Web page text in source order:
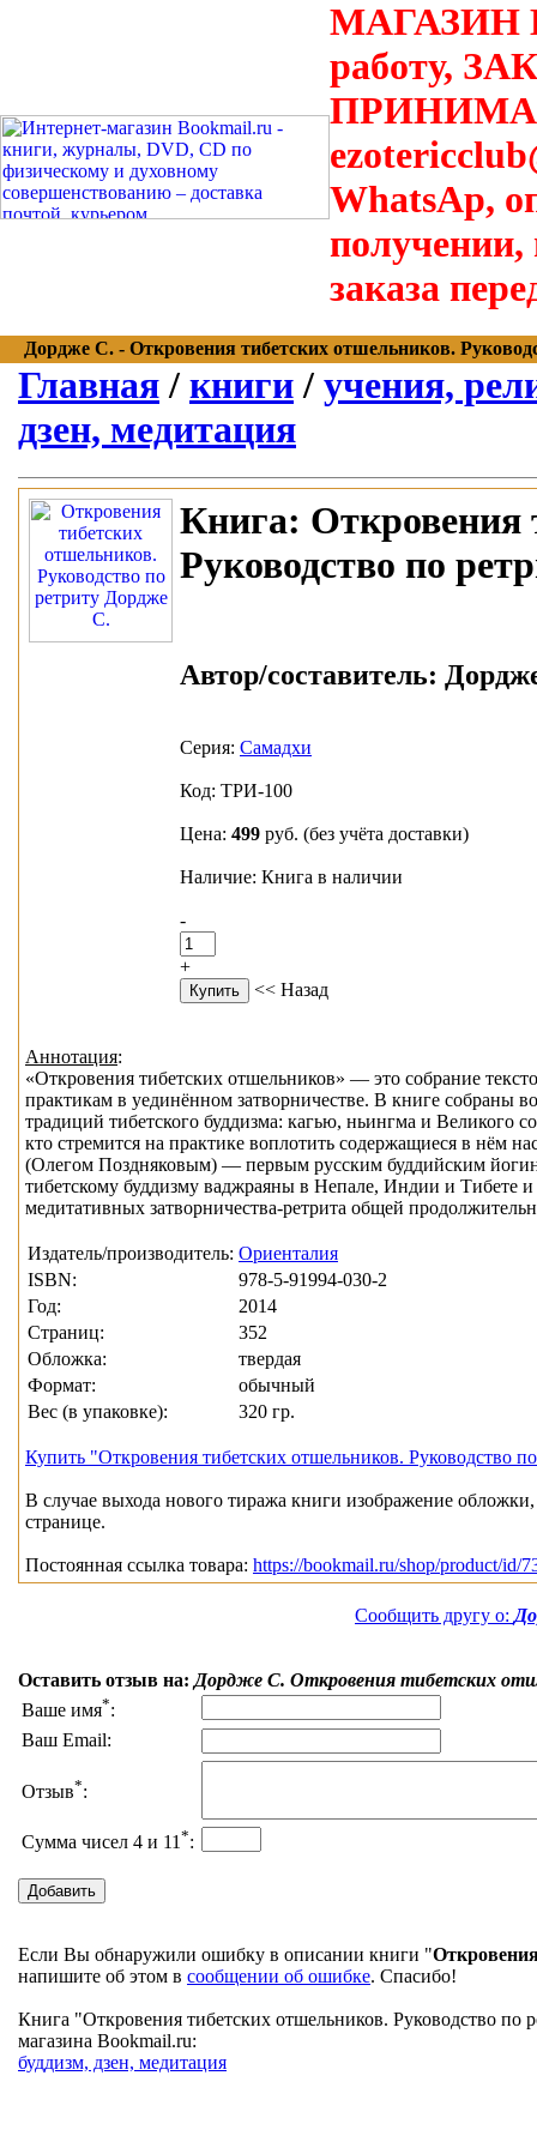
МАГАЗИН
работу,
WhatsAp,
получении,
заказа
Дордже С. - Откровения тибетских отшельников.
Главная / книги / учения,
дзен, медитация
Книга: Откровения
Руководство по
Автор/составитель:
Серия: Самадхи
Код: ТРИ-100
Цена: 499 руб. (без учёта доставки)
Наличие: Книга в наличии
-
+
<< Назад
Аннотация:
«Откровения тибетских отшельников» — это собрание
практикам в уединённом затворничестве. В книге собраны
традиций тибетского буддизма: кагью, ньингма и Великого
кто стремится на практике воплотить содержащиеся в нём
(Олегом Поздняковым) — первым русским буддийским
тибетскому буддизму ваджраяны в Непале, Индии и Тибете
медитативных затворничества-ретрита общей
Издатель/производитель: Ориенталия
ISBN:
978-5-91994-030-2
Год:
2014
Страниц:
352
Обложка:
твердая
Формат:
обычный
Вес (в упаковке):
320 гр.
Купить "Откровения тибетских отшельников. Руководство
В случае выхода нового тиража книги изображение
странице.
Постоянная ссылка товара: https://bookmail.ru/shop/product/id/
Сообщить другу о:
Оставить отзыв на:Дордже С. Откровения тибетских
Ваше имя*:
Ваш Email:
Отзыв*:
Сумма чисел 4 и 11*:
Если Вы обнаружили ошибку в описании книги "
напишите об этом в сообщении об ошибке. Спасибо!
Книга "Откровения тибетских отшельников. Руководство по
магазина Bookmail.ru:
буддизм, дзен, медитация